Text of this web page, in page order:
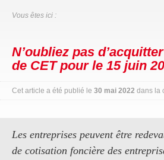
Vous êtes ici :
N’oubliez pas
de CET pour le 15 juin
Cet article a été publié le 30 mai 2022 dans la
Les entreprises peuvent être
de cotisation foncière des